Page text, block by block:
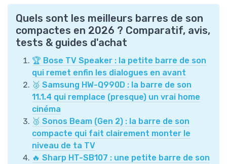
Quels sont les meilleurs barres de son
compactes en 2026 ? Comparatif, avis,
tests & guides d'achat
🏆 Bose TV Speaker : la petite barre de son
qui remet enfin les dialogues en avant
🥈 Samsung HW-Q990D : la barre de son
11.1.4 qui remplace (presque) un vrai home
cinéma
🥉 Sonos Beam (Gen 2) : la barre de son
compacte qui fait clairement monter le
niveau de ta TV
🔥 Sharp HT-SB107 : une petite barre de son